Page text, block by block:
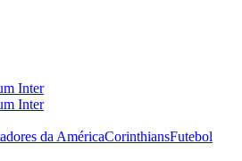
da AméricaCorinthiansFutebol